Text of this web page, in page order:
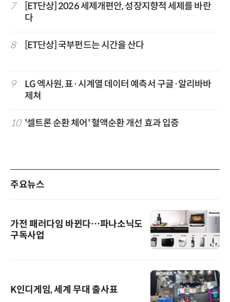
7
[ET단상] 2026 세제개편안, 성장지향적 세제를 바란
다
8 [ET단상] 국부펀드는 시간을 산다
9
LG 엑사원, 표·시계열 데이터 예측서 구글·알리바바
제쳐
10 '셀트론 순환 체어' 혈액순환 개선 효과 입증
주요뉴스
가전 패러다임 바뀐다…파나소닉도
구독사업
K인디게임, 세계 무대 출사표